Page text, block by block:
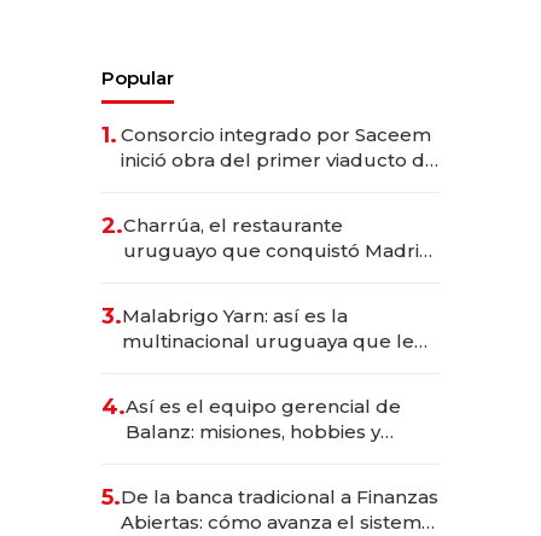
Popular
1. Consorcio integrado por Saceem
inició obra del primer viaducto de
millones
2.Charrúa, el restaurante
uruguayo que conquistó Madrid:
anticipación y prepara apertura
3.Malabrigo Yarn: así es la
multinacional uruguaya que le
4.Así es el equipo gerencial de
Balanz: misiones, hobbies y
5.De la banca tradicional a Finanzas
Abiertas: cómo avanza el sistema